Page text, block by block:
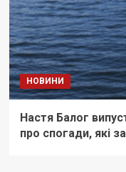
НОВИНИ
Настя Балог
про спогади, які